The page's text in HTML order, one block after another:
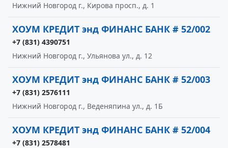
Нижний Новгород г., Кирова просп., д. 1
ХОУМ КРЕДИТ энд ФИНАНС БАНК # 52/002
+7 (831) 4390751
Нижний Новгород г., Ульянова ул., д. 12
ХОУМ КРЕДИТ энд ФИНАНС БАНК # 52/003
+7 (831) 2576111
Нижний Новгород г., Веденяпина ул., д. 1Б
ХОУМ КРЕДИТ энд ФИНАНС БАНК # 52/004
+7 (831) 2578481